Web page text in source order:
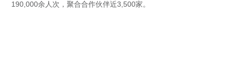
190,000余人次，聚合合作伙伴近3,500家。